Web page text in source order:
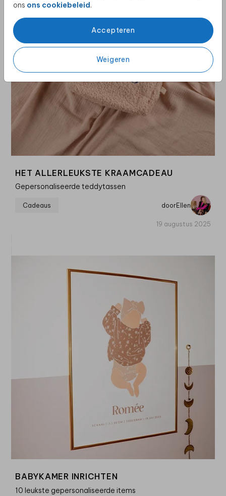
ons ons cookiebeleid.
Accepteren
Weigeren
HET ALLERLEUKSTE KRAAMCADEAU
Gepersonaliseerde teddytassen
Cadeaus doorEllen
19 augustus 2025
BABYKAMER INRICHTEN
10 leukste gepersonaliseerde items